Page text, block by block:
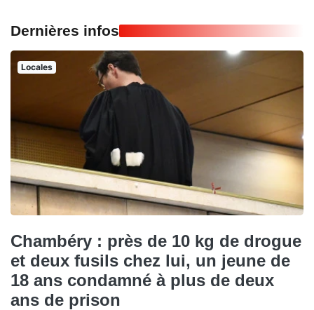
Dernières infos
Locales
Chambéry : près de 10 kg de drogue
et deux fusils chez lui, un jeune de
18 ans condamné à plus de deux
ans de prison